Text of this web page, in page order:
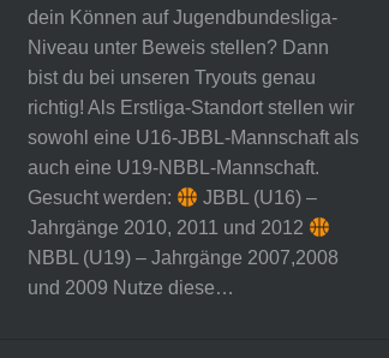
dein Können auf Jugendbundesliga-
Niveau unter Beweis stellen? Dann
bist du bei unseren Tryouts genau
richtig! Als Erstliga-Standort stellen wir
sowohl eine U16-JBBL-Mannschaft als
auch eine U19-NBBL-Mannschaft.
Gesucht werden:
JBBL (U16) –
Jahrgänge 2010, 2011 und 2012
NBBL (U19) – Jahrgänge 2007,2008
und 2009 Nutze diese…